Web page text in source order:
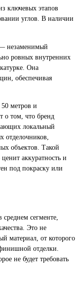
ключевых этапов
углов. В наличии
незаменимый
ровных внутренних
Она
обеспечивая
метров и
о том, что бренд
локальный
отделочников,
объектов. Такой
аккуратность и
под покраску или
сегменте,
Это не
материал, от которого
отделки.
не будет требовать